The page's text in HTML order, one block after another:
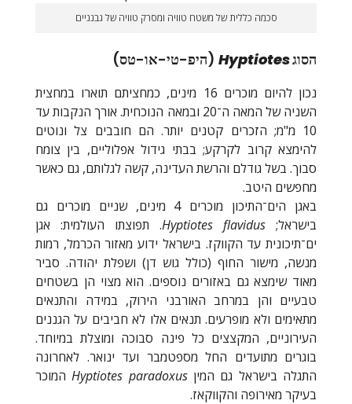
סכמה כללית של משטח טוויה ומסרק טוויה של גבנניים
הסוגHyptiotes (היפ-טי-או-טס)
נכון להיום מוכרים 16 מינים, כמחציתם תוארו במחצית
השניה של המאה ה־20 ובמאה הנוכחית. אורך הנקבות עד
10 מ"מ; הזכרים קטנים יותר. הם חובבים צל ונוטים
להימצא קרוב לקרקע; בבתי גידול אפלוליים, בין צומח
סבוך. בשל גודלם והרשת העדינה, קשה לגלותם, גם כאשר
מחפשים היטב.
באגן הים־התיכון מוכרים 4 מינים, שניים מוכרים גם
בישראל; Hyptiotes flavidus. תפוצתו העולמית: אגן
ים־תיכונית עד הקווקז. בישראל ידוע מאזור הכרמל, רמות
מנשה, מישור החוף (כולל גוש דן) ושפלת יהודה. סביר
מאוד שימצא גם באזורים נוספים. הוא מצוי הן בשטחים
טבעיים והן במרחב האורבני הירוק, במידה והתנאים
מתאימים ולא מופרעים. תנאים אלו לא חביבים על הגננים
העירוניים, המקצצים כל פינה סבוכה ומוצלת במיוחד.
בוגרים מתועדים החל מספטמבר ועד ינואר. לאחרונה
התגלה בישראל גם המיןHyptiotes paradoxusהמוכר
בעיקר מאירופה והקווקאז.